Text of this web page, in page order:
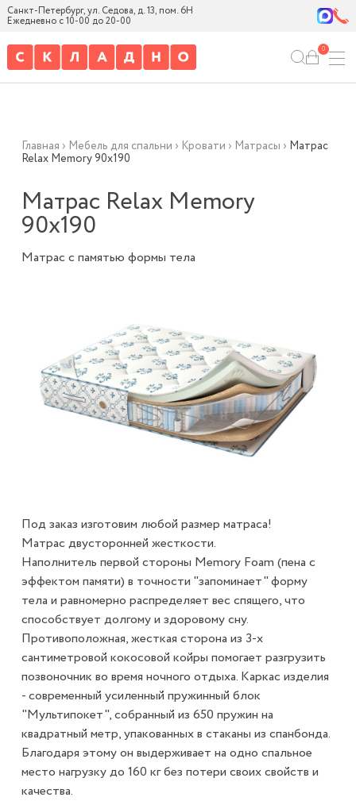
Санкт-Петербург, ул. Седова, д. 13, пом. 6Н
Ежедневно с 10-00 до 20-00
0
Главная › Мебель для спальни › Кровати › Матрасы › Матрас
Relax Memory 90х190
Матрас Relax Memory
90х190
Матрас с памятью формы тела
Под заказ изготовим любой размер матраса!
Матрас двусторонней жесткости.
Наполнитель первой стороны Memory Foam (пена с
эффектом памяти) в точности "запоминает" форму
тела и равномерно распределяет вес спящего, что
способствует долгому и здоровому сну.
Противоположная, жесткая сторона из 3-х
сантиметровой кокосовой койры помогает разгрузить
позвоночник во время ночного отдыха. Каркас изделия
- современный усиленный пружинный блок
"Мультипокет", собранный из 650 пружин на
квадратный метр, упакованных в стаканы из спанбонда.
Благодаря этому он выдерживает на одно спальное
место нагрузку до 160 кг без потери своих свойств и
качества.